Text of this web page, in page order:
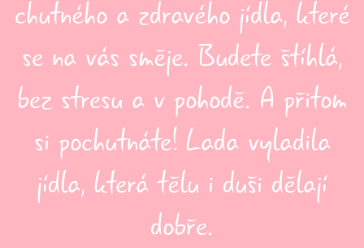
chutného a zdravého jídla, které
se na vás směje. Budete štíhlá,
bez stresu a v pohodě. A přitom
si pochutnáte! Lada vyladila
jídla, která tělu i duši dělají
dobře.